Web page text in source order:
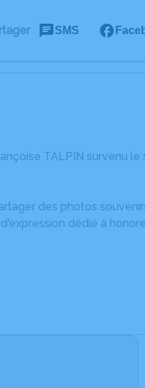
SMS
TALPIN survenu le
des photos
dédié à